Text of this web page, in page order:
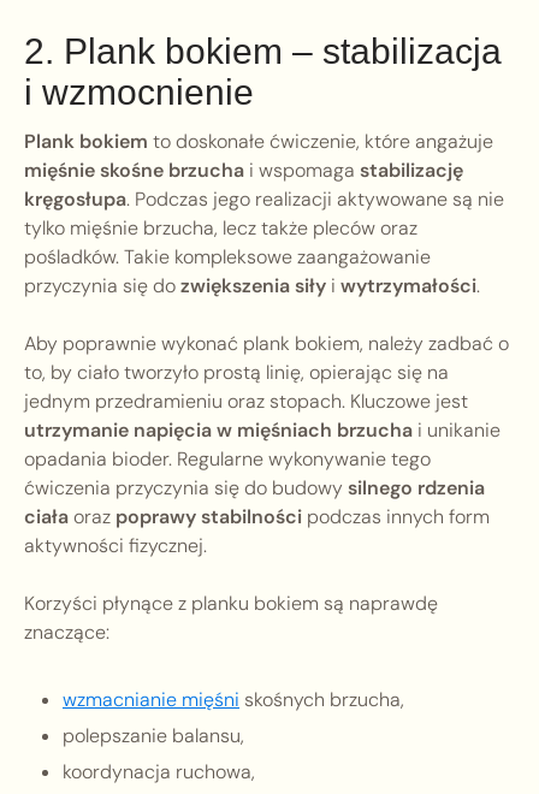
2. Plank bokiem – stabilizacja
i wzmocnienie
Plank bokiem to doskonałe ćwiczenie, które angażuje
mięśnie skośne brzucha i wspomaga stabilizację
kręgosłupa. Podczas jego realizacji aktywowane są nie
tylko mięśnie brzucha, lecz także pleców oraz
pośladków. Takie kompleksowe zaangażowanie
przyczynia się dozwiększenia siły i wytrzymałości.
Aby poprawnie wykonać plank bokiem, należy zadbać o
to, by ciało tworzyło prostą linię, opierając się na
jednym przedramieniu oraz stopach. Kluczowe jest
utrzymanie napięcia w mięśniach brzucha i unikanie
opadania bioder. Regularne wykonywanie tego
ćwiczenia przyczynia się do budowy silnego rdzenia
ciałaoraz poprawy stabilności podczas innych form
aktywności fizycznej.
Korzyści płynące z planku bokiem są naprawdę
znaczące:
wzmacnianie mięśni skośnych brzucha,
polepszanie balansu,
koordynacja ruchowa,